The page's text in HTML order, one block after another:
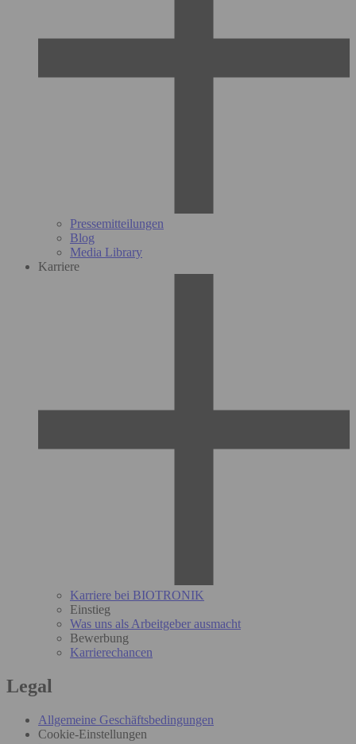
Pressemitteilungen
Blog
Media Library
Karriere
Karriere bei BIOTRONIK
Einstieg
Was uns als Arbeitgeber ausmacht
Bewerbung
Karrierechancen
Legal
Allgemeine Geschäftsbedingungen
Cookie-Einstellungen